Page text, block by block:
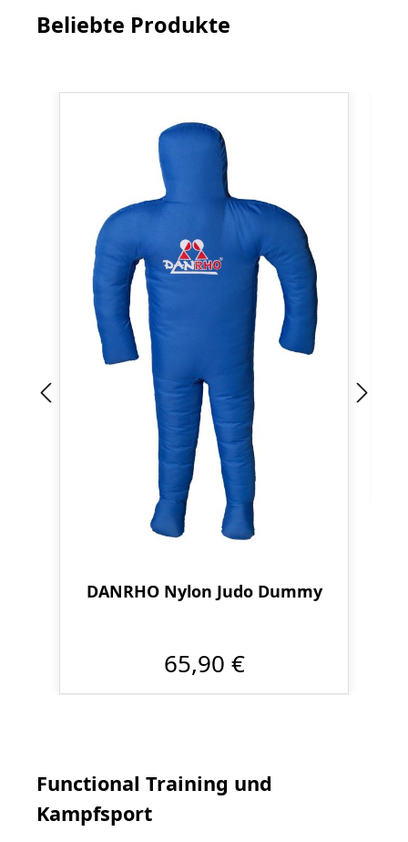
Beliebte Produkte
DANRHO Nylon Judo Dummy
65,90 €
Functional Training und
Kampfsport